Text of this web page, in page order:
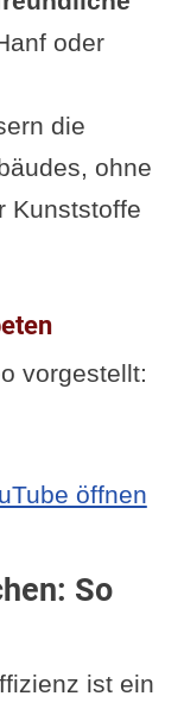
oder
die
ohne
Kunststoffe
vorgestellt:
öffnen
So
ist ein